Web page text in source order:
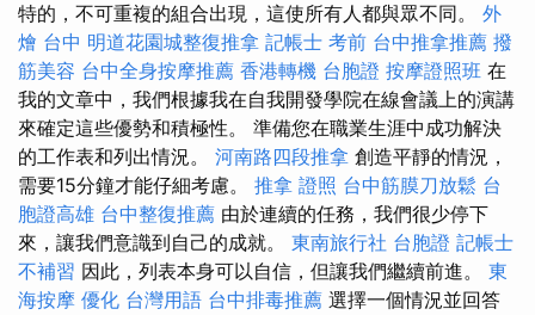
特的，不可重複的組合出現，這使所有人都與眾不同。 外
燴 台中 明道花園城整復推拿 記帳士 考前 台中推拿推薦 撥
筋美容 台中全身按摩推薦 香港轉機 台胞證 按摩證照班 在
我的文章中，我們根據我在自我開發學院在線會議上的演講
來確定這些優勢和積極性。 準備您在職業生涯中成功解決
的工作表和列出情況。 河南路四段推拿 創造平靜的情況，
需要15分鐘才能仔細考慮。 推拿 證照 台中筋膜刀放鬆 台
胞證高雄 台中整復推薦 由於連續的任務，我們很少停下
來，讓我們意識到自己的成就。 東南旅行社 台胞證 記帳士
不補習 因此，列表本身可以自信，但讓我們繼續前進。 東
海按摩 優化 台灣用語 台中排毒推薦 選擇一個情況並回答